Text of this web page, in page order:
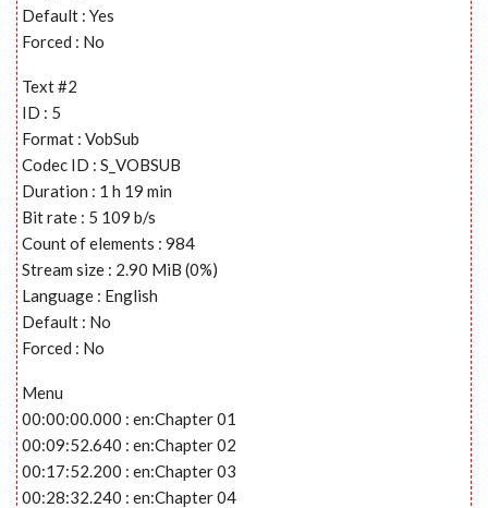
Default : Yes
Forced : No
Text #2
ID : 5
Format : VobSub
Codec ID : S_VOBSUB
Duration : 1 h 19 min
Bit rate : 5 109 b/s
Count of elements : 984
Stream size : 2.90 MiB (0%)
Language : English
Default : No
Forced : No
Menu
00:00:00.000 : en:Chapter 01
00:09:52.640 : en:Chapter 02
00:17:52.200 : en:Chapter 03
00:28:32.240 : en:Chapter 04